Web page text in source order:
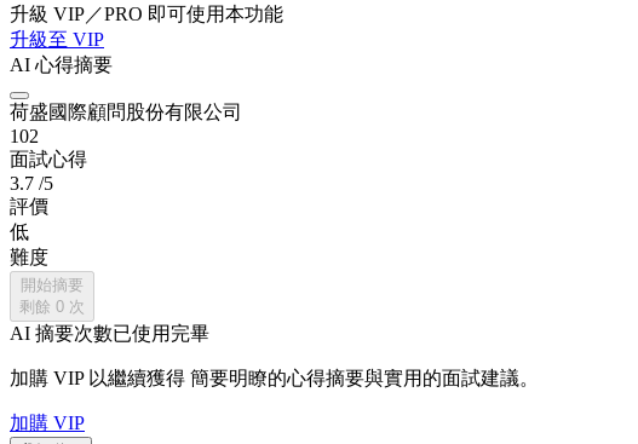
升級 VIP／PRO 即可使用本功能
升級至 VIP
AI 心得摘要
荷盛國際顧問股份有限公司
102
面試心得
3.7 /5
評價
低
難度
開始摘要
剩餘 0 次
AI 摘要次數已使用完畢
加購 VIP 以繼續獲得 簡要明瞭的心得摘要與實用的面試建議。
加購 VIP